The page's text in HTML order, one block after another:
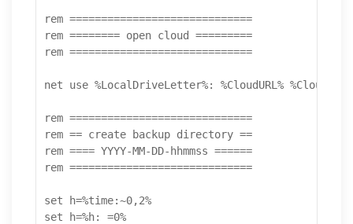
rem =============================
rem ======== open cloud =========
rem =============================
net use %LocalDriveLetter%: %CloudURL%
rem =============================
rem == create backup directory ==
rem ==== YYYY-MM-DD-hhmmss ======
rem =============================
set h=%time:~0,2%
set h=%h: =0%